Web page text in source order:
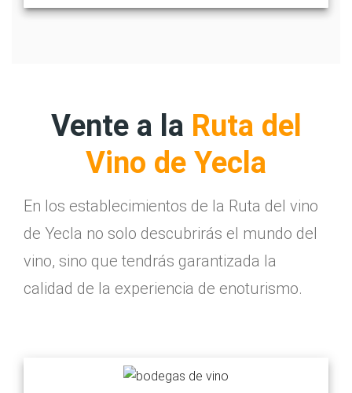
Vente a la Ruta del
Vino de Yecla
En los establecimientos de la Ruta del vino
de Yecla no solo descubrirás el mundo del
vino, sino que tendrás garantizada la
calidad de la experiencia de enoturismo.